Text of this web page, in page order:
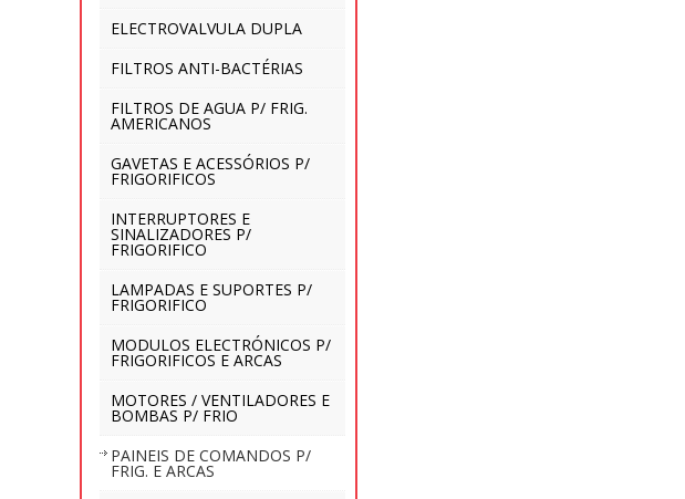
ELECTROVALVULA DUPLA
FILTROS ANTI-BACTÉRIAS
FILTROS DE AGUA P/ FRIG.
AMERICANOS
GAVETAS E ACESSÓRIOS P/
FRIGORIFICOS
INTERRUPTORES E
SINALIZADORES P/
FRIGORIFICO
LAMPADAS E SUPORTES P/
FRIGORIFICO
MODULOS ELECTRÓNICOS P/
FRIGORIFICOS E ARCAS
MOTORES / VENTILADORES E
BOMBAS P/ FRIO
PAINEIS DE COMANDOS P/
FRIG. E ARCAS